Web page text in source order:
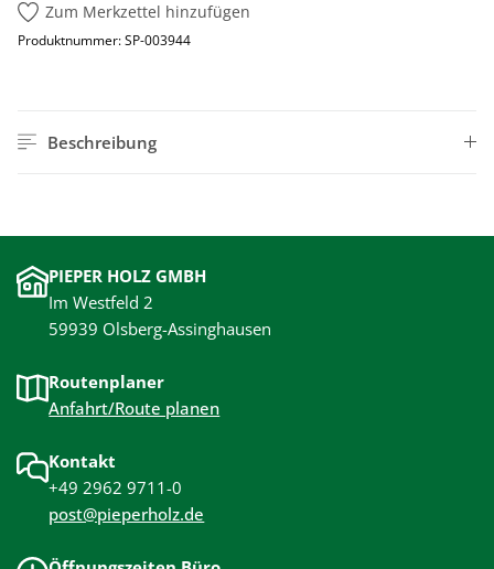
Zum Merkzettel hinzufügen
Produktnummer:SP-003944
Beschreibung
PIEPER HOLZ GMBH
Im Westfeld 2
59939 Olsberg-Assinghausen
Routenplaner
Anfahrt/Route planen
Kontakt
+49 2962 9711-0
post@pieperholz.de